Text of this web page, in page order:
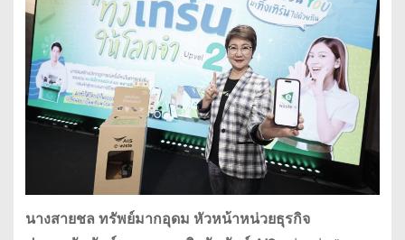
นางสายชล ทรัพย์มากอุดม หัวหน้าหน่วยธุรกิจ